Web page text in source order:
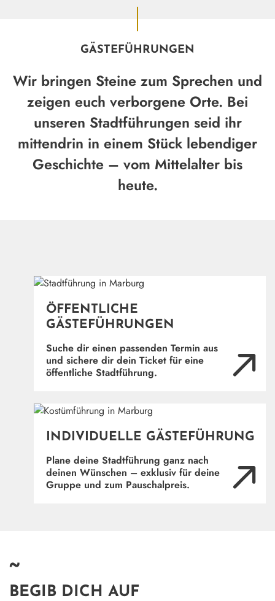
GÄSTEFÜHRUNGEN
Wir bringen Steine zum Sprechen und
zeigen euch verborgene Orte. Bei
unseren Stadtführungen seid ihr
mittendrin in einem Stück lebendiger
Geschichte – vom Mittelalter bis
heute.
ÖFFENTLICHE
GÄSTEFÜHRUNGEN
Suche dir einen passenden Termin aus
und sichere dir dein Ticket für eine
öffentliche Stadtführung.
Henrik Isenberg
INDIVIDUELLE GÄSTEFÜHRUNG
Plane deine Stadtführung ganz nach
deinen Wünschen – exklusiv für deine
Gruppe und zum Pauschalpreis.
~
BEGIB DICH AUF